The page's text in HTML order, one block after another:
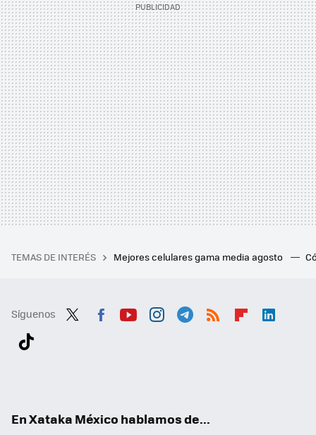
TEMAS DE INTERÉS Mejores celulares gama media agosto
Síguenos
En Xataka México hablamos de...